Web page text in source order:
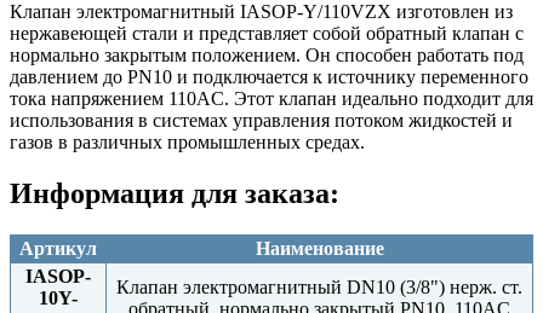
Клапан электромагнитный IASOP-Y/110VZX изготовлен из
нержавеющей стали и представляет собой обратный клапан с
нормально закрытым положением. Он способен работать под
давлением до PN10 и подключается к источнику переменного
тока напряжением 110AC. Этот клапан идеально подходит для
использования в системах управления потоком жидкостей и
газов в различных промышленных средах.
Информация для заказа:
Артикул
Наименование
IASOP-
10Y-
Клапан электромагнитный DN10 (3/8") нерж. ст.
обратный, нормально закрытый PN10, 110AC